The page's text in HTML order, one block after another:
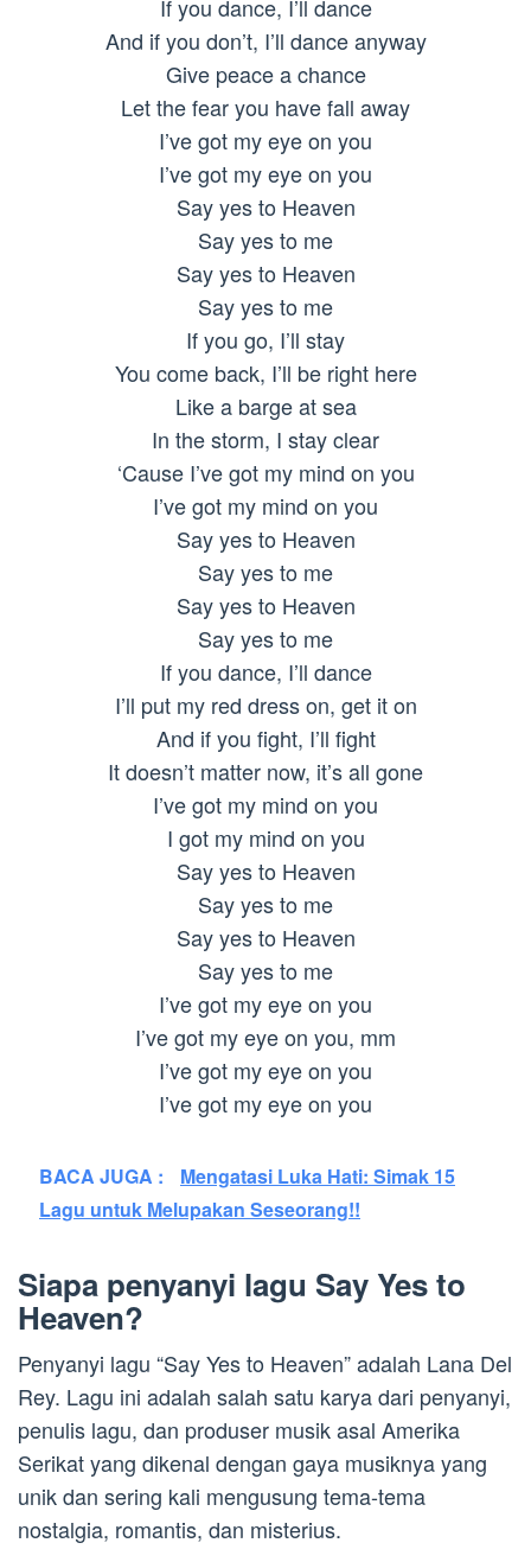
If you dance, I’ll dance
And if you don’t, I’ll dance anyway
Give peace a chance
Let the fear you have fall away
I’ve got my eye on you
I’ve got my eye on you
Say yes to Heaven
Say yes to me
Say yes to Heaven
Say yes to me
If you go, I’ll stay
You come back, I’ll be right here
Like a barge at sea
In the storm, I stay clear
‘Cause I’ve got my mind on you
I’ve got my mind on you
Say yes to Heaven
Say yes to me
Say yes to Heaven
Say yes to me
If you dance, I’ll dance
I’ll put my red dress on, get it on
And if you fight, I’ll fight
It doesn’t matter now, it’s all gone
I’ve got my mind on you
I got my mind on you
Say yes to Heaven
Say yes to me
Say yes to Heaven
Say yes to me
I’ve got my eye on you
I’ve got my eye on you, mm
I’ve got my eye on you
I’ve got my eye on you
BACA JUGA :
Mengatasi Luka Hati: Simak 15
Lagu untuk Melupakan Seseorang!!
Siapa penyanyi lagu Say Yes to
Heaven?
Penyanyi lagu “Say Yes to Heaven” adalah Lana Del
Rey. Lagu ini adalah salah satu karya dari penyanyi,
penulis lagu, dan produser musik asal Amerika
Serikat yang dikenal dengan gaya musiknya yang
unik dan sering kali mengusung tema-tema
nostalgia, romantis, dan misterius.